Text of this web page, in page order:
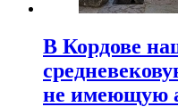
В Кордове
не имеющую